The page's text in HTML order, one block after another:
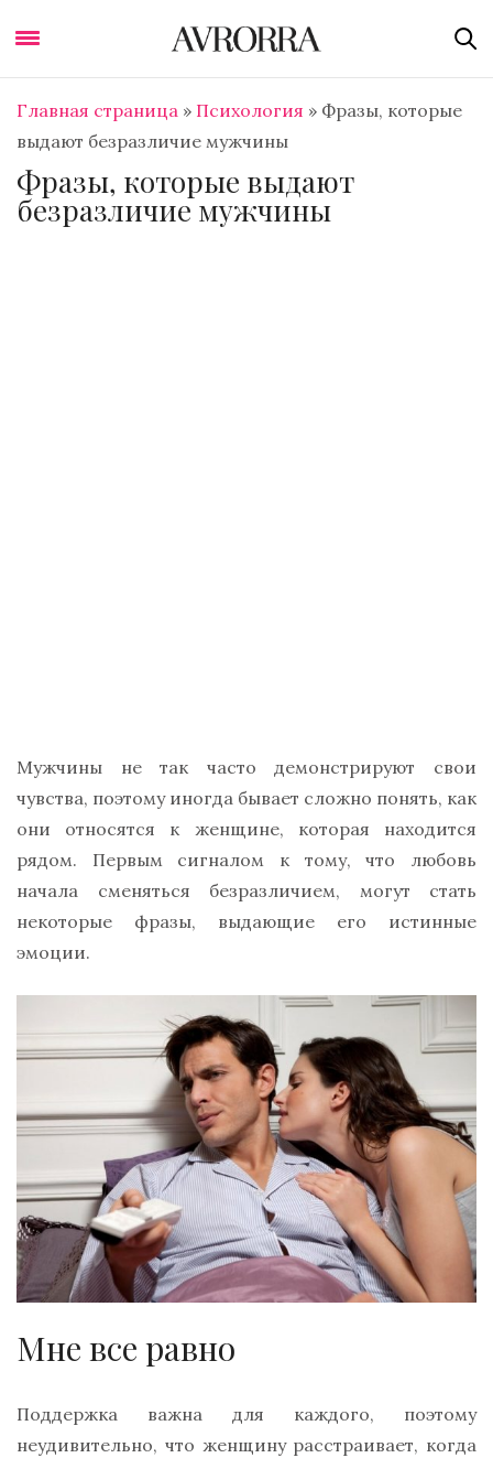
Главная страница » Психология » Фразы, которые
выдают безразличие мужчины
Фразы, которые выдают
безразличие мужчины
Мужчины не так часто демонстрируют свои
чувства, поэтому иногда бывает сложно понять, как
они относятся к женщине, которая находится
рядом. Первым сигналом к тому, что любовь
начала сменяться безразличием, могут стать
некоторые фразы, выдающие его истинные
эмоции.
Мне все равно
Поддержка важна для каждого, поэтому
неудивительно, что женщину расстраивает, когда